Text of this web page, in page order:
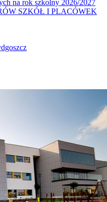
na rok szkolny 2026/2027
SZKÓŁ I PLACÓWEK